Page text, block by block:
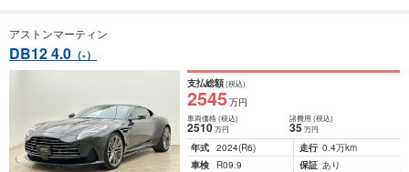
アストンマーティン
DB12 4.0 （-）
支払総額(税込)
2545万円
車両価格(税込)
2510万円
諸費用 (税込)
35 万円
年式 2024(R6) 走行 0.4万km
車検
R09.9 保証 あり